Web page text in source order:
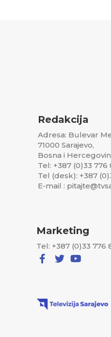
Redakcija
Adresa: Bulevar
71000 Sarajevo,
Bosna i
Tel: +387 (0)33 776
Tel (desk): +387
E-mail :
Marketing
Tel: +387 (0)33 776